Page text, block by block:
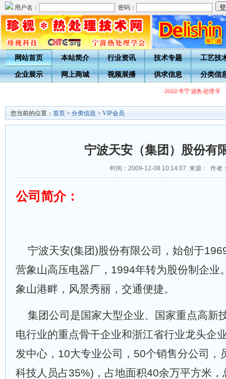
用户名： 密码：
网站首页 本站简介 行业资讯 技术专题 工艺技
企业展示 网上商城 视频展播 供求信息 分类信
2022年宁波热处理学
您当前的位置： 首页 > 分类信息 > VIP会员
宁波天安（集团）股份有
时间：2009-12-08 10:14:07 来源： 作者
公司简介：
宁波天安(集团)股份有限公司，始创于
营象山高压电器厂，1994年转为股份制企业
象山港畔，风景秀丽，交通便捷。
集团公司是国家大型企业、国家重点高新
电行业的重点骨干企业和浙江省行业龙头企
发中心，10大专业公司，50个销售分公司，
科技人员占35%)，占地面积40余万平方米